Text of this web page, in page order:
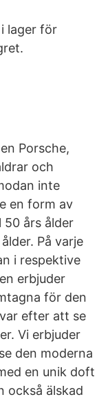
lager för
Porsche,
och
inte
en form av
års ålder
På varje
i respektive
erbjuder
för den
efter att se
Vi erbjuder
den moderna
en unik doft
också älskad